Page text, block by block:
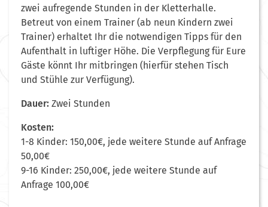
zwei aufregende Stunden in der Kletterhalle.
Betreut von einem Trainer (ab neun Kindern zwei
Trainer) erhaltet Ihr die notwendigen Tipps für den
Aufenthalt in luftiger Höhe. Die Verpflegung für Eure
Gäste könnt Ihr mitbringen (hierfür stehen Tisch
und Stühle zur Verfügung).
Dauer: Zwei Stunden
Kosten:
1-8 Kinder: 150,00€, jede weitere Stunde auf Anfrage
50,00€
9-16 Kinder: 250,00€, jede weitere Stunde auf
Anfrage 100,00€